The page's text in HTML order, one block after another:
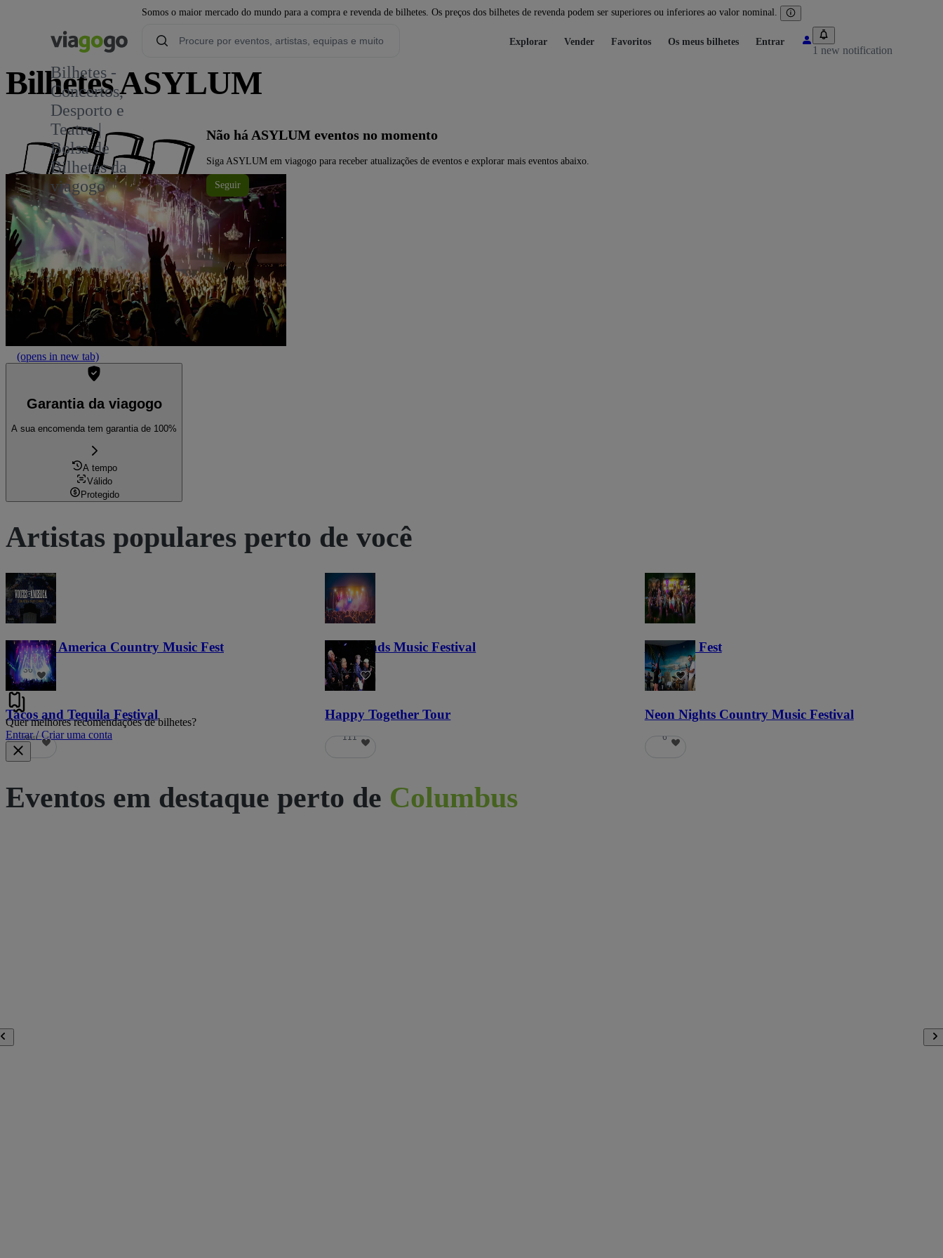
Somos o maior mercado do mundo para a compra e revenda de bilhetes. Os preços dos bilhetes de revenda podem ser superiores ou inferiores ao valor nominal.
Bilhetes -
Concertos,
Desporto e
Teatro |
Bolsa de
Bilhetes da
viagogo
Explorar Vender Favoritos Os meus bilhetes Entrar
1 new notification
Bilhetes ASYLUM
Não há ASYLUM eventos no momento
Siga ASYLUM em viagogo para receber atualizações de eventos e explorar mais eventos abaixo.
Seguir
(opens in new tab)
Garantia da viagogo
A sua encomenda tem garantia de 100%
A tempo
Válido
Protegido
Artistas populares perto de você
Voices of America Country Music Fest
36
Lost Lands Music Festival
121
Haunted Fest
58
Tacos and Tequila Festival
686
Happy Together Tour
111
Neon Nights Country Music Festival
6
Quer melhores recomendações de bilhetes?
Entrar / Criar uma conta
Eventos em destaque perto de Columbus